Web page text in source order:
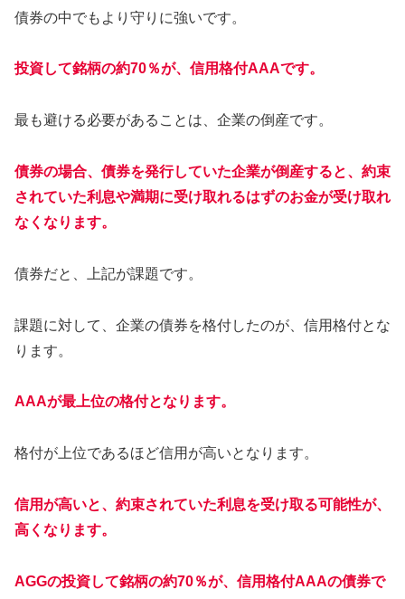
債券の中でもより守りに強いです。
投資して銘柄の約70％が、信用格付AAAです。
最も避ける必要があることは、企業の倒産です。
債券の場合、債券を発行していた企業が倒産すると、約束
されていた利息や満期に受け取れるはずのお金が受け取れ
なくなります。
債券だと、上記が課題です。
課題に対して、企業の債券を格付したのが、信用格付とな
ります。
AAAが最上位の格付となります。
格付が上位であるほど信用が高いとなります。
信用が高いと、約束されていた利息を受け取る可能性が、
高くなります。
AGGの投資して銘柄の約70％が、信用格付AAAの債券で